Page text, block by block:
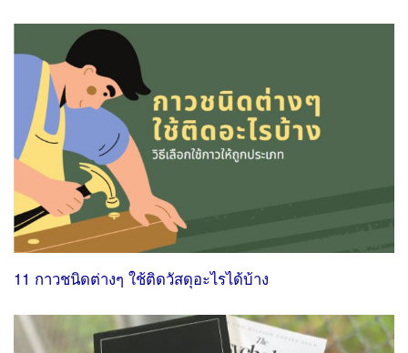
11 กาวชนิดต่างๆ ใช้ติดวัสดุอะไรได้บ้าง